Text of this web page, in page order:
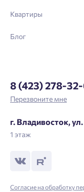
Квартиры
Блог
8 (423) 278-
Перезвоните мне
г. Владивосток,
1 этаж
Согласие на обработку